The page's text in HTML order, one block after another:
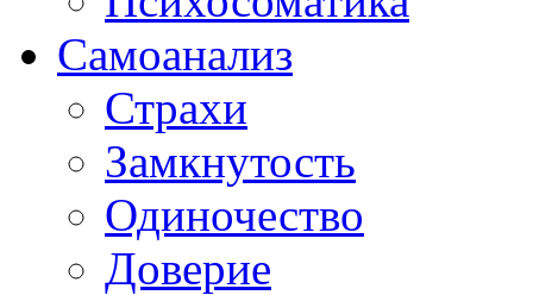
Самоанализ
Страхи
Замкнутость
Одиночество
Доверие